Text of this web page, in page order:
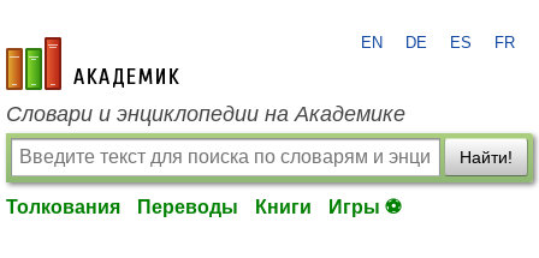
academic.ru
EN DE ES FR
Словари и энциклопедии на Академике
Найти!
Толкования Переводы Книги Игры ⚽